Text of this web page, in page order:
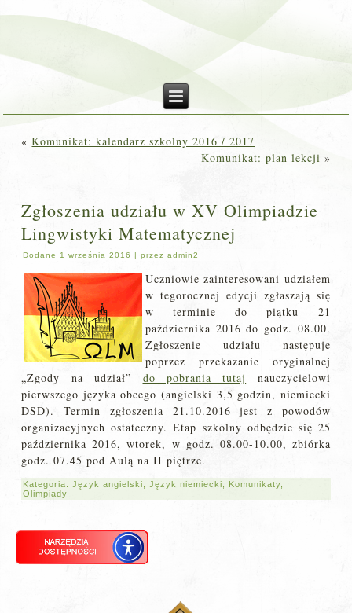
«Komunikat: kalendarz szkolny 2016 / 2017
Komunikat: plan lekcji »
Zgłoszenia udziału w XV Olimpiadzie
Lingwistyki Matematycznej
Dodane 1 września 2016 |przez admin2
Uczniowie zainteresowani udziałem
w tegorocznej edycji zgłaszają się
w terminie do piątku 21
października 2016 do godz. 08.00.
Zgłoszenie udziału następuje
poprzez przekazanie oryginalnej
„Zgody na udział” do pobrania tutaj
nauczycielowi
pierwszego języka obcego (angielski 3,5 godzin, niemiecki
DSD). Termin zgłoszenia 21.10.2016 jest z powodów
organizacyjnych ostateczny. Etap szkolny odbędzie się 25
października 2016, wtorek, w godz. 08.00-10.00, zbiórka
godz. 07.45 pod Aulą na II piętrze.
Kategoria:Język angielski ,Język niemiecki Komunikaty
Olimpiady